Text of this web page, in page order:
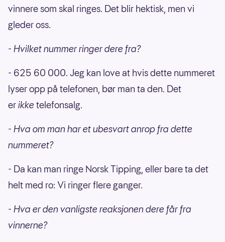
vinnere som skal ringes. Det blir hektisk, men vi
gleder oss.
- Hvilket nummer ringer dere fra?
- 625 60 000. Jeg kan love at hvis dette nummeret
lyser opp på telefonen, bør man ta den. Det
erikke telefonsalg.
- Hva om man har et ubesvart anrop fra dette
nummeret?
- Da kan man ringe Norsk Tipping, eller bare ta det
helt med ro: Vi ringer flere ganger.
- Hva er den vanligste reaksjonen dere får fra
vinnerne?